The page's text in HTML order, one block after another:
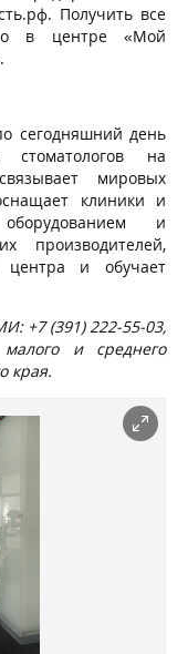
Получить все
в центре «Мой
сегодняшний день
стоматологов на
мировых
клиники и
оборудованием и
производителей,
центра и обучает
+7 (391) 222-55-03,
малого и среднего
края.